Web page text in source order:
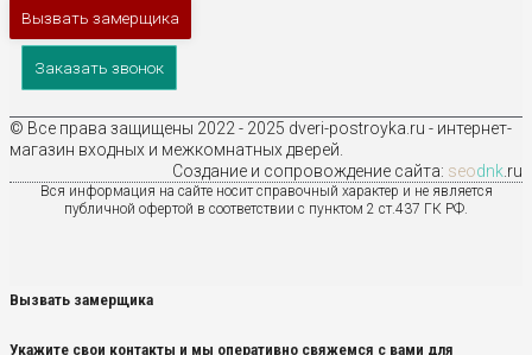
Вызвать замерщика
Заказать звонок
© Все права защищены 2022 - 2025 dveri-postroyka.ru - интернет-
магазин входных и межкомнатных дверей.
Создание и сопровождение сайта: seodnk .ru
Вся информация на сайте носит справочный характер и не является
публичной офертой в соответствии с пунктом 2 ст.437 ГК РФ.
Вызвать замерщика
Укажите свои контакты и мы оперативно свяжемся с вами для